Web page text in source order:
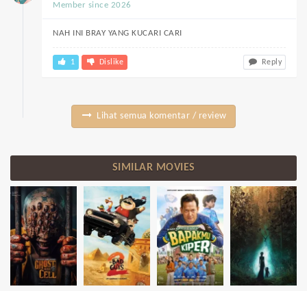
Member since 2026
NAH INI BRAY YANG KUCARI CARI
1 Dislike Reply
Lihat semua komentar / review
SIMILAR MOVIES